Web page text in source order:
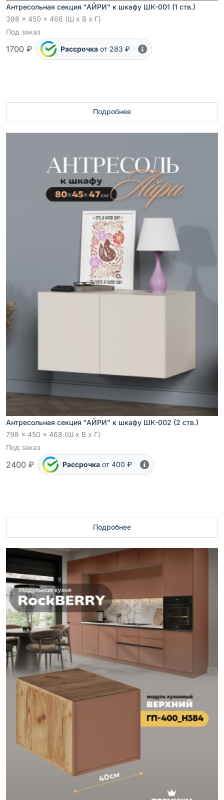
Антресольная секция "АЙРИ" к шкафу ШК-001 (1 ств.)
398 x 450 x 468 (Ш x В x Г)
Под заказ
1700 ₽ Рассрочка от 283 ₽
Подробнее
Антресольная секция "АЙРИ" к шкафу ШК-002 (2 ств.)
798 x 450 x 468 (Ш x В x Г)
Под заказ
2400 ₽ Рассрочка от 400 ₽
Подробнее